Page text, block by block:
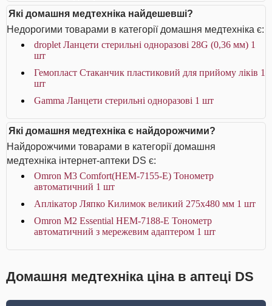
Які домашня медтехніка найдешевші?
Недорогими товарами в категорії домашня медтехніка є:
droplet Ланцети стерильні одноразові 28G (0,36 мм) 1
шт
Гемопласт Стаканчик пластиковий для прийому ліків 1
шт
Gamma Ланцети стерильні одноразові 1 шт
Які домашня медтехніка є найдорожчими?
Найдорожчими товарами в категорії домашня
медтехніка інтернет-аптеки DS є:
Omron M3 Comfort(HEM-7155-Е) Тонометр
автоматичний 1 шт
Аплікатор Ляпко Килимок великий 275х480 мм 1 шт
Omron M2 Essential HEM-7188-E Тонометр
автоматичний з мережевим адаптером 1 шт
Домашня медтехніка ціна в аптеці DS